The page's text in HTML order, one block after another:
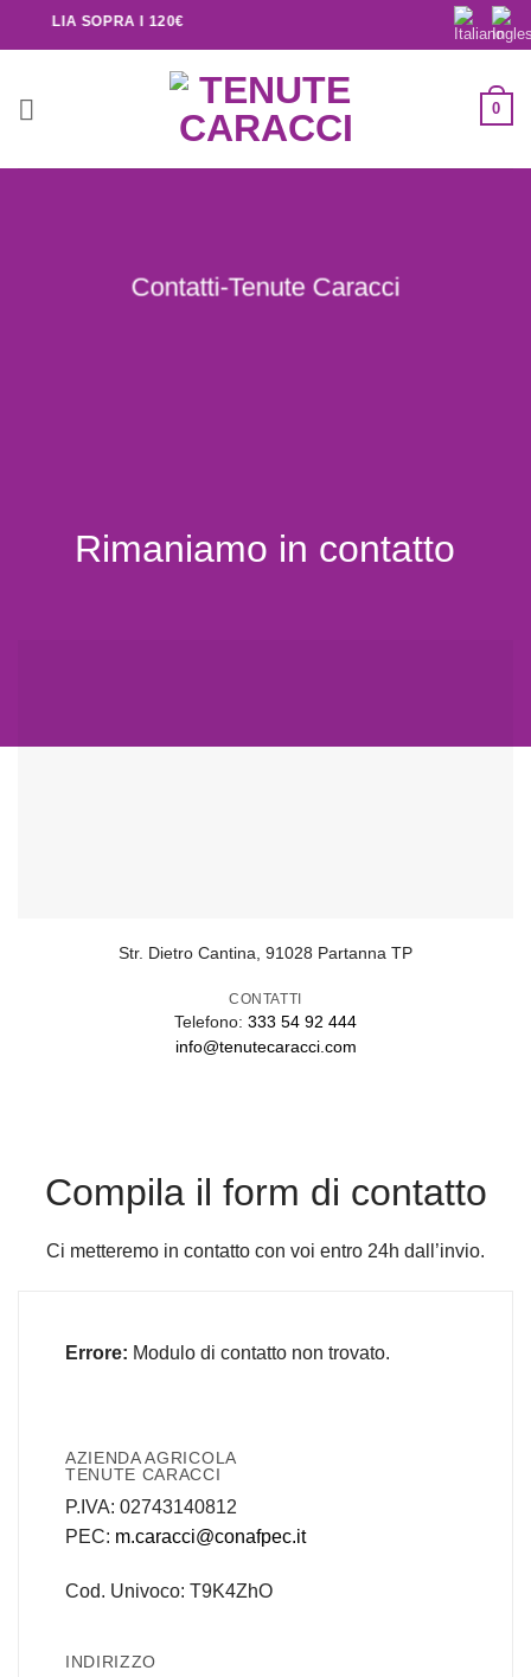
ITALIA SOPRA I 120€
0
Contatti-Tenute Caracci
Rimaniamo in contatto
Str. Dietro Cantina, 91028 Partanna TP
CONTATTI
Telefono: 333 54 92 444
info@tenutecaracci.com
Compila il form di contatto
Ci metteremo in contatto con voi entro 24h dall’invio.
Errore: Modulo di contatto non trovato.
AZIENDA AGRICOLA
TENUTE CARACCI
P.IVA: 02743140812
PEC: m.caracci@conafpec.it
Cod. Univoco: T9K4ZhO
INDIRIZZO